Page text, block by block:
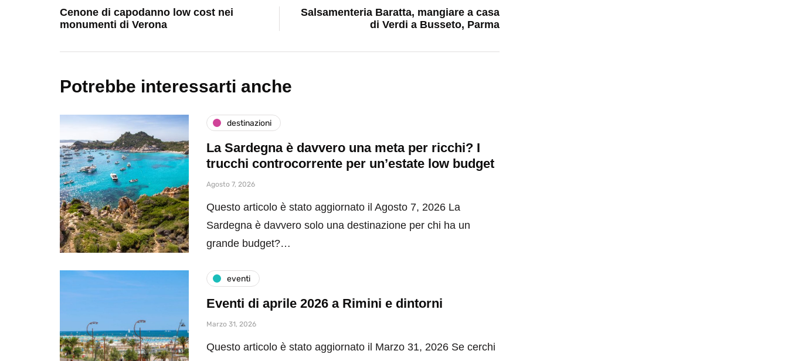
Cenone di capodanno low cost nei
monumenti di Verona
Salsamenteria Baratta, mangiare a casa
di Verdi a Busseto, Parma
Potrebbe interessarti anche
destinazioni
La Sardegna è davvero una meta per ricchi? I
trucchi controcorrente per un’estate low budget
Agosto 7, 2026
Questo articolo è stato aggiornato il Agosto 7, 2026 La
Sardegna è davvero solo una destinazione per chi ha un
grande budget?…
eventi
Eventi di aprile 2026 a Rimini e dintorni
Marzo 31, 2026
Questo articolo è stato aggiornato il Marzo 31, 2026 Se cerchi